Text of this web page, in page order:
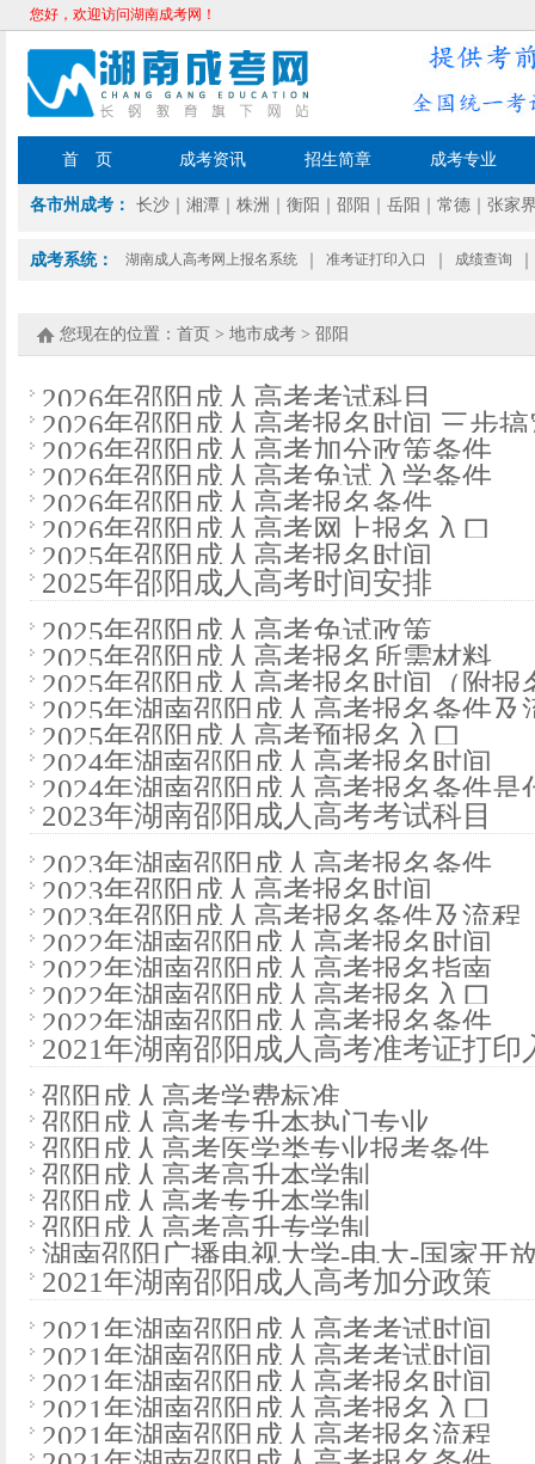
您好，欢迎访问湖南成考网！
首 页 成考资讯 招生简章 成考专业
各市州成考： 长沙 湘潭 株洲 衡阳 邵阳 岳阳 常德 张家
成考系统： 湖南成人高考网上报名系统 准考证打印入口 成绩查询
您现在的位置： 首页 > 地市成考 > 邵阳
2026年邵阳成人高考考试科目
2026年邵阳成人高考报名时间 三步
2026年邵阳成人高考加分政策条件
2026年邵阳成人高考免试入学条件
2026年邵阳成人高考报名条件
2026年邵阳成人高考网上报名入口
2025年邵阳成人高考报名时间
2025年邵阳成人高考时间安排
2025年邵阳成人高考免试政策
2025年邵阳成人高考报名所需材料
2025年邵阳成人高考报名时间（附报
2025年湖南邵阳成人高考报名条件及
2025年邵阳成人高考预报名入口
2024年湖南邵阳成人高考报名时间
2024年湖南邵阳成人高考报名条件是
2023年湖南邵阳成人高考考试科目
2023年湖南邵阳成人高考报名条件
2023年邵阳成人高考报名时间
2023年邵阳成人高考报名条件及流程
2022年湖南邵阳成人高考报名时间
2022年湖南邵阳成人高考报名指南
2022年湖南邵阳成人高考报名入口
2022年湖南邵阳成人高考报名条件
2021年湖南邵阳成人高考准考证打印
邵阳成人高考学费标准
邵阳成人高考专升本热门专业
邵阳成人高考医学类专业报考条件
邵阳成人高考高升本学制
邵阳成人高考专升本学制
邵阳成人高考高升专学制
湖南邵阳广播电视大学-电大-国家开
2021年湖南邵阳成人高考加分政策
2021年湖南邵阳成人高考考试时间
2021年湖南邵阳成人高考考试时间
2021年湖南邵阳成人高考报名时间
2021年湖南邵阳成人高考报名入口
2021年湖南邵阳成人高考报名流程